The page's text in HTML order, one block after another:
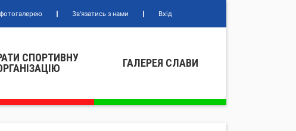
Зв'язатись з нами Вхід
СПОРТИВНУ
ГАЛЕРЕЯ СЛАВИ